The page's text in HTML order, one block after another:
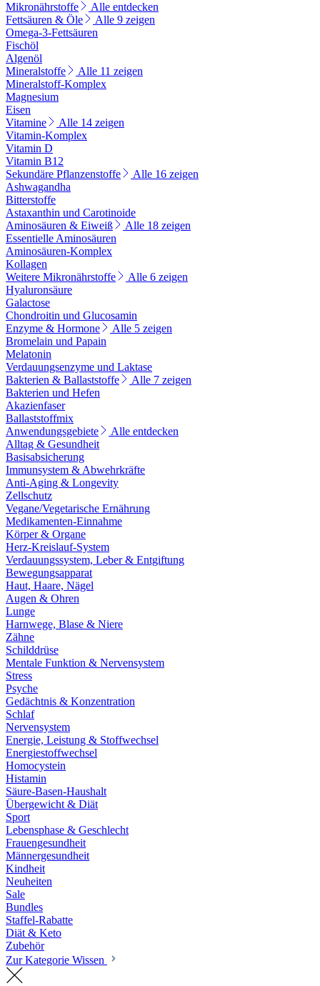
Mikronährstoffe
Alle entdecken
Fettsäuren & Öle
Alle 9 zeigen
Omega-3-Fettsäuren
Fischöl
Algenöl
Mineralstoffe
Alle 11 zeigen
Mineralstoff-Komplex
Magnesium
Eisen
Vitamine
Alle 14 zeigen
Vitamin-Komplex
Vitamin D
Vitamin B12
Sekundäre Pflanzenstoffe
Alle 16 zeigen
Ashwagandha
Bitterstoffe
Astaxanthin und Carotinoide
Aminosäuren & Eiweiß
Alle 18 zeigen
Essentielle Aminosäuren
Aminosäuren-Komplex
Kollagen
Weitere Mikronährstoffe
Alle 6 zeigen
Hyaluronsäure
Galactose
Chondroitin und Glucosamin
Enzyme & Hormone
Alle 5 zeigen
Bromelain und Papain
Melatonin
Verdauungsenzyme und Laktase
Bakterien & Ballaststoffe
Alle 7 zeigen
Bakterien und Hefen
Akazienfaser
Ballaststoffmix
Anwendungsgebiete
Alle entdecken
Alltag & Gesundheit
Basisabsicherung
Immunsystem & Abwehrkräfte
Anti-Aging & Longevity
Zellschutz
Vegane/Vegetarische Ernährung
Medikamenten-Einnahme
Körper & Organe
Herz-Kreislauf-System
Verdauungssystem, Leber & Entgiftung
Bewegungsapparat
Haut, Haare, Nägel
Augen & Ohren
Lunge
Harnwege, Blase & Niere
Zähne
Schilddrüse
Mentale Funktion & Nervensystem
Stress
Psyche
Gedächtnis & Konzentration
Schlaf
Nervensystem
Energie, Leistung & Stoffwechsel
Energiestoffwechsel
Homocystein
Histamin
Säure-Basen-Haushalt
Übergewicht & Diät
Sport
Lebensphase & Geschlecht
Frauengesundheit
Männergesundheit
Kindheit
Neuheiten
Sale
Bundles
Staffel-Rabatte
Diät & Keto
Zubehör
Zur Kategorie Wissen